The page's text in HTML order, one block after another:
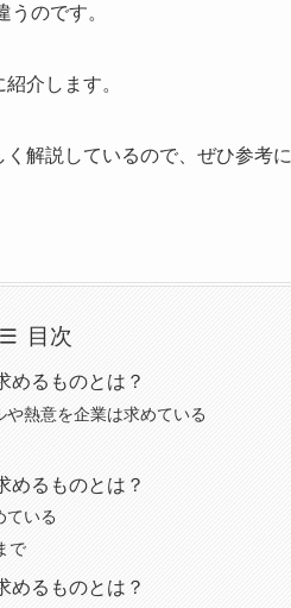
のです。
介します。
解説しているので、ぜひ参考
目次
めるものとは？
熱意を企業は求めている
めるものとは？
ている
で
めるものとは？